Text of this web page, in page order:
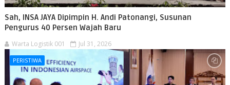
Sah, INSA JAYA Dipimpin H. Andi Patonangi, Susunan
Pengurus 40 Persen Wajah Baru
Warta Logistik 001 Jul 31, 2026
PERISTIWA